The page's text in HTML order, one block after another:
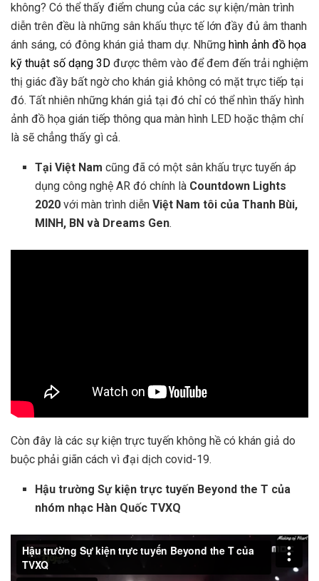
không? Có thể thấy điểm chung của các sự kiện/màn trình
diễn trên đều là những sân khấu thực tế lớn đầy đủ âm thanh
ánh sáng, có đông khán giả tham dự. Những hình ảnh đồ họa
kỹ thuật số dạng 3D được thêm vào để đem đến trải nghiệm
thị giác đầy bất ngờ cho khán giả không có mặt trực tiếp tại
đó. Tất nhiên những khán giả tại đó chỉ có thể nhìn thấy hình
ảnh đồ họa gián tiếp thông qua màn hình LED hoặc thậm chí
là sẽ chẳng thấy gì cả.
Tại Việt Nam cũng đã có một sân khấu trực tuyến áp
dụng công nghệ AR đó chính là Countdown Lights
2020 với màn trình diễnViệt Nam tôi của Thanh Bùi,
MINH, BN và Dreams Gen.
Còn đây là các sự kiện trực tuyến không hề có khán giả do
buộc phải giãn cách vì đại dịch covid-19.
Hậu trường Sự kiện trực tuyến Beyond the T của
nhóm nhạc Hàn Quốc TVXQ